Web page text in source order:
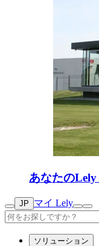
あなたのLely
JP
マイ Lely
ソリューション